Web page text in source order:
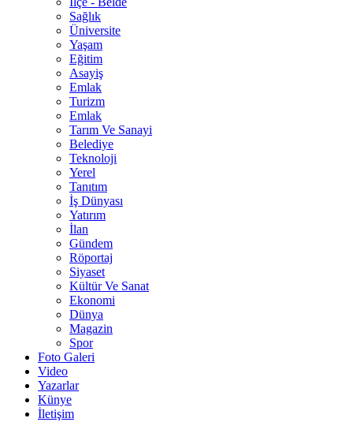
Sağlık
Üniversite
Yaşam
Eğitim
Asayiş
Emlak
Turizm
Emlak
Tarım Ve Sanayi
Belediye
Teknoloji
Yerel
Tanıtım
İş Dünyası
Yatırım
İlan
Gündem
Röportaj
Siyaset
Kültür Ve Sanat
Ekonomi
Dünya
Magazin
Spor
Foto Galeri
Video
Yazarlar
Künye
İletişim